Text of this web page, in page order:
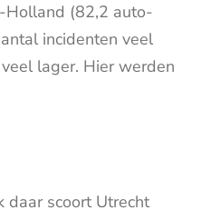
Holland (82,2 auto-
incidenten veel
lager. Hier werden
daar scoort Utrecht